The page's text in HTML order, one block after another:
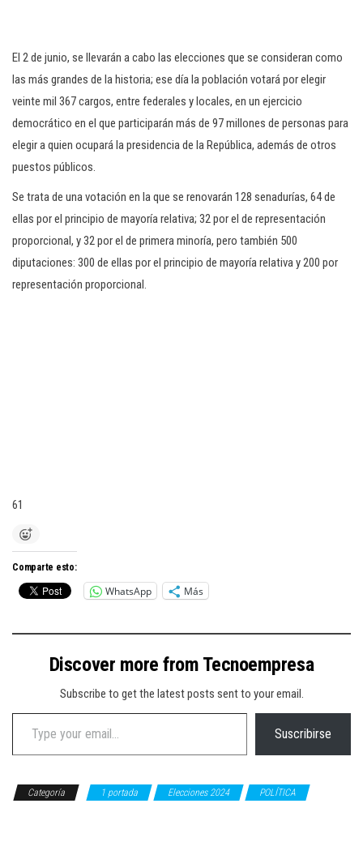
El 2 de junio, se llevarán a cabo las elecciones que se consideran como
las más grandes de la historia; ese día la población votará por elegir
veinte mil 367 cargos, entre federales y locales, en un ejercicio
democrático en el que participarán más de 97 millones de personas para
elegir a quien ocupará la presidencia de la República, además de otros
puestos públicos.
Se trata de una votación en la que se renovarán 128 senadurías, 64 de
ellas por el principio de mayoría relativa; 32 por el de representación
proporcional, y 32 por el de primera minoría, pero también 500
diputaciones: 300 de ellas por el principio de mayoría relativa y 200 por
representación proporcional.
61
Comparte esto:
WhatsApp Más
Discover more from Tecnoempresa
Subscribe to get the latest posts sent to your email.
Type your email…
Suscribirse
Categoría 1 portada Elecciones 2024
POLÍTICA